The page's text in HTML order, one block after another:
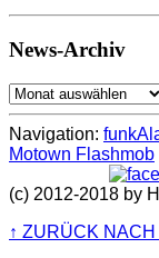
News-Archiv
News-
Archiv
Navigation:
Motown Flashmob
(c) 2012-2018 by
↑ ZURÜCK NACH